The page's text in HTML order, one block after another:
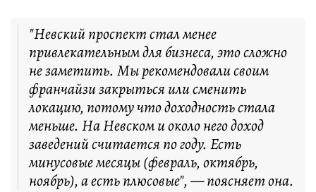
"Невский проспект стал менее
привлекательным для бизнеса, это сложно
не заметить. Мы рекомендовали своим
франчайзи закрыться или сменить
локацию, потому что доходность стала
меньше. На Невском и около него доход
заведений считается по году. Есть
минусовые месяцы (февраль, октябрь,
ноябрь), а есть плюсовые", — поясняет она.